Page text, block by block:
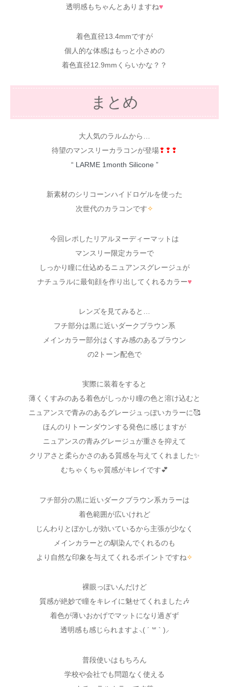
透明感もちゃんとありますね♥
着色直径13.4mmですが
個人的な体感はもっと小さめの
着色直径12.9mmくらいかな？？
まとめ
大人気のラルムから…
待望のマンスリーカラコンが登場❢❢❢
“ LARME 1month Silicone ”
新素材のシリコーンハイドロゲルを使った
次世代のカラコンです✧
今回レポしたリアルヌーディーマットは
マンスリー限定カラーで
しっかり瞳に仕込めるニュアンスグレージュが
ナチュラルに最旬顔を作り出してくれるカラー♥
レンズを見てみると…
フチ部分は黒に近いダークブラウン系
メインカラー部分はくすみ感のあるブラウン
の2トーン配色で
実際に装着をすると
薄くくすみのある着色がしっかり瞳の色と溶け込むと
ニュアンスで青みのあるグレージュっぽいカラーに🥰
ほんのりトーンダウンする発色に感じますが
ニュアンスの青みグレージュが重さを抑えて
クリアさと柔らかさのある質感を与えてくれました✨
むちゃくちゃ質感がキレイです💕
フチ部分の黒に近いダークブラウン系カラーは
着色範囲が広いけれど
じんわりとぼかしが効いているから主張が少なく
メインカラーとの馴染んでくれるのも
より自然な印象を与えてくれるポイントですね✧
裸眼っぽいんだけど
質感が絶妙で瞳をキレイに魅せてくれました🎶
着色が薄いおかげでマットになり過ぎず
透明感も感じられますよ⸜( ´ ꒳ ` )⸝
普段使いはもちろん
学校や会社でも問題なく使える